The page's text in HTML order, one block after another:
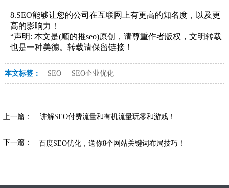
8.SEO能够让您的公司在互联网上有更高的知名度，以及更
高的影响力！
“声明: 本文是(顺的推seo)原创，请尊重作者版权，文明转载
也是一种美德。转载请保留链接！
本文标签： SEO SEO企业优化
上一篇： 讲解SEO付费流量和有机流量玩零和游戏！
下一篇： 百度SEO优化，送你8个网站关键词布局技巧！